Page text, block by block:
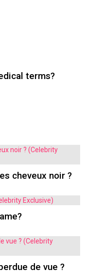
terms?
cheveux noir ?
de vue ?